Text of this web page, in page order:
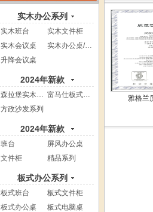
实木办公系列
实木班台
实木文件柜
实木会议桌
实木办公桌/电...
升降会议桌
2024年新款
森拉堡实木系列
富马仕板式系列
方政沙发系列
2024年新款
班台
屏风办公桌
文件柜
精品系列
板式办公系列
板式班台
板式文件柜
板式办公桌
板式电脑桌
雅格兰